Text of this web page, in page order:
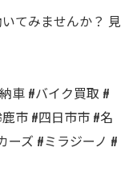
てみませんか？ 見
車 #バイク買取 #
市 #四日市市 #名
ーズ #ミラジーノ #